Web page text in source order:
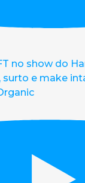
no show do
surto e make